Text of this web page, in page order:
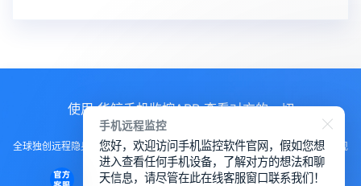
使用 华鲸手机监控APP 查看对方的一切
全球独创远程隐身运行监控手机，不用经过对方同意安装，100%不让对方发现
知道
手机远程监控
您好，欢迎访问手机监控软件官网，假如您想
进入查看任何手机设备，了解对方的想法和聊
天信息，请尽管在此在线客服窗口联系我们！